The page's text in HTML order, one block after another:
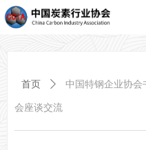
首页 ꄲ 中国特钢企业协
会座谈交流